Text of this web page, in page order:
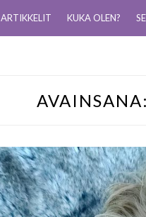
ARTIKKELIT KUKA OLEN?
AVAINSANA: